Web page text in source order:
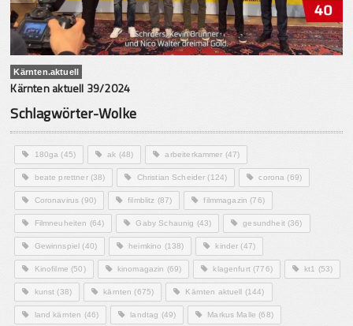
Kärnten.aktuell
Kärnten aktuell 39/2024
Schlagwörter-Wolke
180ga (45) ak (48) arbeiterkammer (47)
beate prettner(38) Christian Scheider (124) corona (69)
Coronavirus (90) filmblitz (87) filmmagazin (76)
Filmneuheiten (64) Gaby Schaunig (43) gesundheit(36)
Gewinnspiel (40) heimkino (138) kinder (47)
Kinofilme (50) kinomagazin (69) klagenfurt(776) kt1 (53)
kunst (38) kärnten (675) Kärnten aktuell (144)
land kärnten (46) landtag (49) Markus Malle (68)